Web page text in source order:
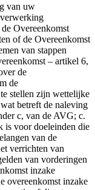
van uw
Overeenkomst
of de Overeenkomst
van stappen
– artikel 6,
de
de
stellen zijn wettelijke
betreft de naleving
c, van de AVG; c.
is voor doeleinden die
van de
verrichten van
van vorderingen
inzake
overeenkomst inzake